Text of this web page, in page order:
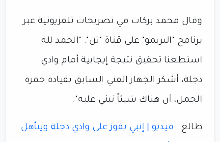
وقال محمد بركات في تصريحات تلفزيونية عبر
برنامج "البريمو" على قناة "تن": "الحمد لله
استطعنا تحقيق نتيجة إيجابية أمام وادي
دجلة، أشكر الجهاز الفني السابق بقيادة حمزة
الجمل، أن هناك شيئاً نبني عليه".
طالع.. فيديو | إنبي يفوز على وادي دجلة ويتأهل